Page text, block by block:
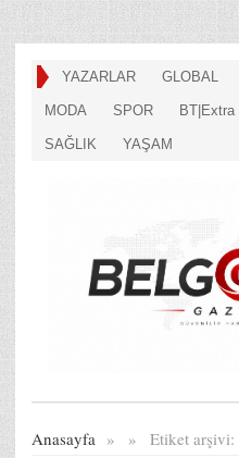
YAZARLAR GLOBAL
MODA SPOR BT|Extra
SAĞLIK YAŞAM
Anasayfa » Etiket arşivi:
»